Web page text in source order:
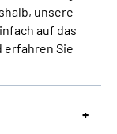
unsere
auf das
erfahren Sie